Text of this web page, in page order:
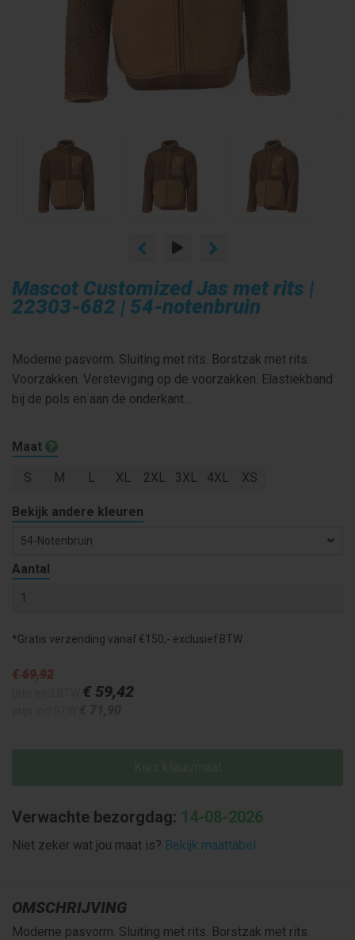
Mascot Customized Jas met rits |
22303-682 | 54-notenbruin
Moderne pasvorm. Sluiting met rits. Borstzak met rits.
Voorzakken. Versteviging op de voorzakken. Elastiekband
bij de pols en aan de onderkant....
Maat
S M L XL 2XL 3XL 4XL XS
Bekijk andere kleuren
54-Notenbruin
Aantal
*Gratis verzending vanaf €150,- exclusief BTW
€ 69,92
€ 59,42
Verwachte bezorgdag: 14-08-2026
Niet zeker wat jou maat is? Bekijk maattabel
OMSCHRIJVING
Moderne pasvorm. Sluiting met rits. Borstzak met rits.